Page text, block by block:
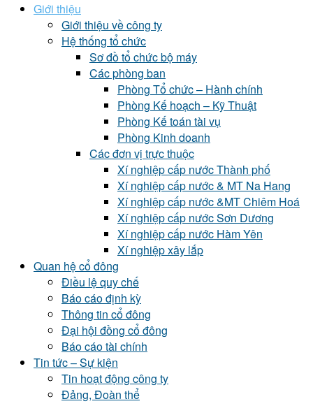
Giới thiệu
Giới thiệu về công ty
Hệ thống tổ chức
Sơ đồ tổ chức bộ máy
Các phòng ban
Phòng Tổ chức – Hành chính
Phòng Kế hoạch – Kỹ Thuật
Phòng Kế toán tài vụ
Phòng Kinh doanh
Các đơn vị trực thuộc
Xí nghiệp cấp nước Thành phố
Xí nghiệp cấp nước & MT Na Hang
Xí nghiệp cấp nước &MT Chiêm Hoá
Xí nghiệp cấp nước Sơn Dương
Xí nghiệp cấp nước Hàm Yên
Xí nghiệp xây lắp
Quan hệ cổ đông
Điều lệ quy chế
Báo cáo định kỳ
Thông tin cổ đông
Đại hội đồng cổ đông
Báo cáo tài chính
Tin tức – Sự kiện
Tin hoạt động công ty
Đảng, Đoàn thể